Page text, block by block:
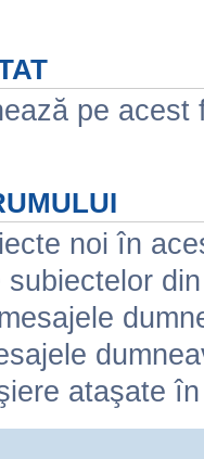
pe
noi în
subiectelor
ataşate